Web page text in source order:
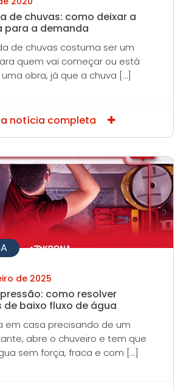
de chuvas: como deixar a
para a demanda
de chuvas costuma ser um
quem vai começar ou está
obra, já que a chuva […]
a notícia completa
de 2025
como resolver
de baixo fluxo de água
em casa precisando de um
abre o chuveiro e tem que
sem força, fraca e com […]